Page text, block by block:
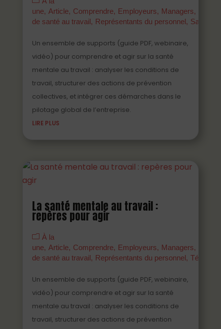
une
Article Comprendre Employeurs Managers
de santé au travail
Représentants du personnel Salariés
Un ensemble de supports (guide PDF, webinaire,
vidéo) pour comprendre et agir sur la santé
mentale au travail : analyser les conditions de
travail, structurer des actions de prévention
collectives, et intégrer ces démarches dans le
pilotage global de l’entreprise.
LIRE PLUS
La santé mentale au travail :
repères pour agir
À la
une
Article Comprendre Employeurs Managers
de santé au travail
Représentants du personnel
Un ensemble de supports (guide PDF, webinaire,
vidéo) pour comprendre et agir sur la santé
mentale au travail : analyser les conditions de
travail, structurer des actions de prévention